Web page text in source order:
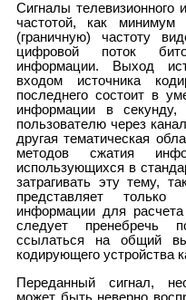
Сигналы телевизионного
частотой, как
(граничную) частоту
цифровой поток
информации. Выход
входом источника
последнего состоит в
информации в секунду,
пользователю через
другая тематическая
методов сжатия
использующихся в
затрагивать эту тему,
представляет только
информации для
следует пренебречь
ссылаться на общий
кодирующего устройства
Переданный сигнал,